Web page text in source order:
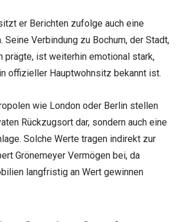
er Berichten zufolge auch eine
Seine Verbindung zu Bochum, der Stadt,
prägte, ist weiterhin emotional stark,
offizieller Hauptwohnsitz bekannt ist.
wie London oder Berlin stellen
Rückzugsort dar, sondern auch eine
Solche Werte tragen indirekt zur
Grönemeyer Vermögen bei, da
langfristig an Wert gewinnen